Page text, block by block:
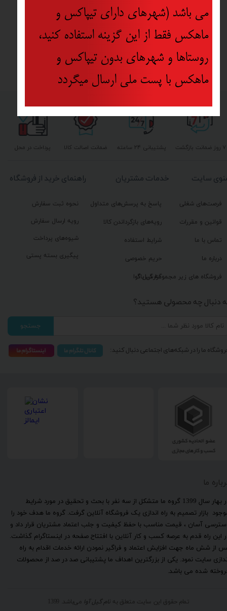
ما
​در بهار سال 1399 گروه ما متشکل از سه نفر با بحث و تحقیق در مورد شرایط
بازار تصمیم به راه اندازی یک فروشگاه آنلاین گرفت. گروه ما هدف خود را
آسان ، قیمت مناسب با حفظ کیفیت و جلب اعتماد مشتریان قرار داد و
این راه قدم به عرصه کسب و کار آنلاین با افتتاح صفحه در اینستاگرام گذاشت.
از شش ماه جهت افزایش اعتماد و فراگیر نمودن ارائه خدمات اقدام به راه
سایت نمود. یکی از بزرگترین اهداف ما پشتیبانی صد در صد از محصولات
شده می باشد.
تمام حقوق این سایت متعلق به نام گیل آوا می‌باشد. 1399
پشتیبانی ۲۴ ساعته پرداخت در محل ۷ روز ضمانت بازگشت ضمانت اصالت کالا
راهنمای خرید از فروشگاه
نحوه ثبت سفارش
رویه ارسال سفارش
شیوه‌های پرداخت
پیگیری بسته پستی
خدمات مشتریان
پاسخ به پرسش‌های متداول
رویه‌های بازگرداندن کالا
شرایط استفاده
حریم خصوصی
گزارش باگ
سایت
فرصت‌های شغلی
قوانین و مقررات
تماس با ما
درباره ما
فروشگاه های زیر مجموعه گیل آوا
دنبال چه محصولی هستید؟
جستجو
ما را در شبکه‌های اجتماعی دنبال کنید:
می باشد (شهرهای دارای تیپاکس و
ماهکس فقط از این گزینه استفاده کنید،
روستاها و شهرهای بدون تیپاکس و
ماهکس با پست ملی ارسال میگردد